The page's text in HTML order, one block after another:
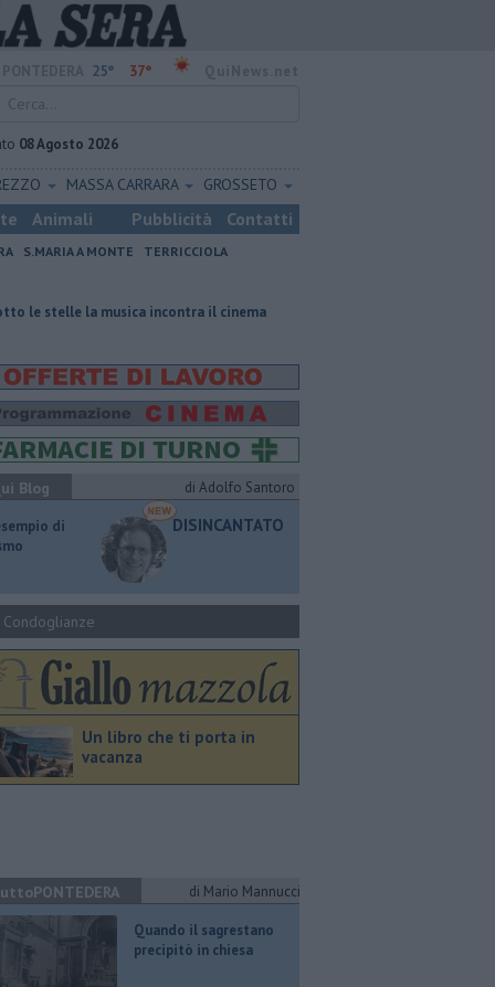
25° 37°
08 Agosto 2026
MASSA CARRARA GROSSETO
Animali Pubblicità Contatti
S.MARIA A MONTE
TERRICCIOLA
incontra il cinema Macelloni, "sull'ossicombustore l'assessore ha
Blog di Adolfo Santoro
di
DISINCANTATO
Condoglianze
Un libro che ti porta in
vacanza
di Mario Mannucci
Quando il sagrestano
precipitò in chiesa